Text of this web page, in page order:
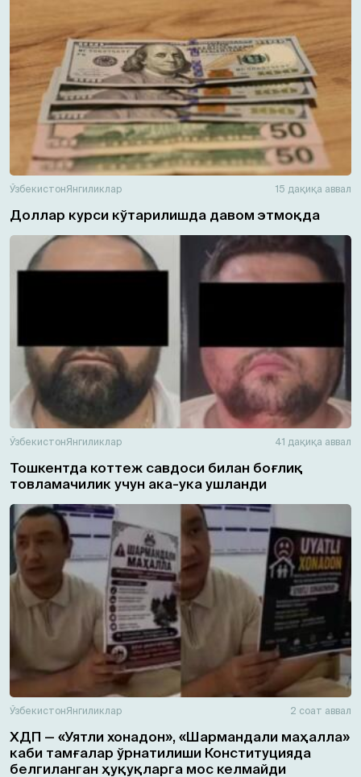
ЎзбекистонЯнгиликлар 15 дақиқа аввал
Доллар курси кўтарилишда давом этмоқда
ЎзбекистонЯнгиликлар 41 дақиқа аввал
Тошкентда коттеж савдоси билан боғлиқ
товламачилик учун ака-ука ушланди
ЎзбекистонЯнгиликлар 2 соат аввал
ХДП — «Уятли хонадон», «Шармандали маҳалла»
каби тамғалар ўрнатилиши Конституцияда
белгиланган ҳуқуқларга мос келмайди